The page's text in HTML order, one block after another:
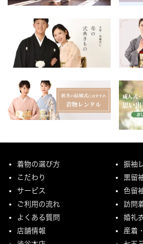
着物の選び方
こだわり
サービス
ご利用の流れ
よくある質問
店舗情報
振袖
黒留
色留
訪問
婚礼
産着